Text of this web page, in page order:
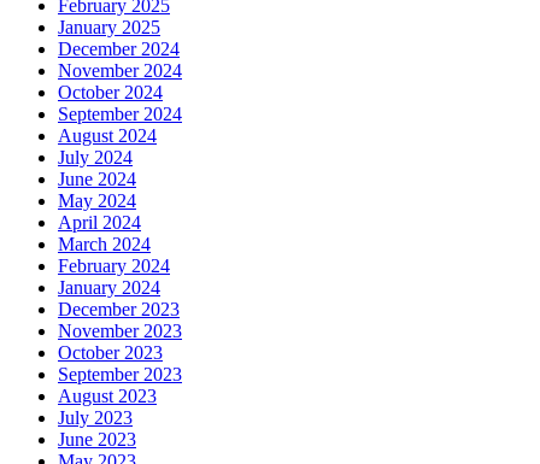
February 2025
January 2025
December 2024
November 2024
October 2024
September 2024
August 2024
July 2024
June 2024
May 2024
April 2024
March 2024
February 2024
January 2024
December 2023
November 2023
October 2023
September 2023
August 2023
July 2023
June 2023